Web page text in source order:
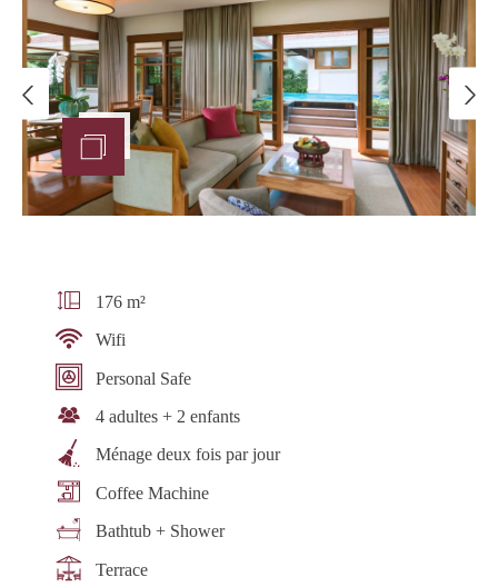
176 m²
Wifi
Personal Safe
4 adultes + 2 enfants
Ménage deux fois par jour
Coffee Machine
Bathtub + Shower
Terrace